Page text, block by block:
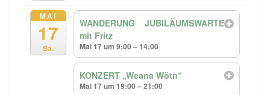
MAI
17
Sa.
WANDERUNG JUBILÄUMSWARTE
mit Fritz
Mai 17 um 9:00 – 14:00
KONZERT „Weana Wötn“
Mai 17 um 19:00 – 21:00